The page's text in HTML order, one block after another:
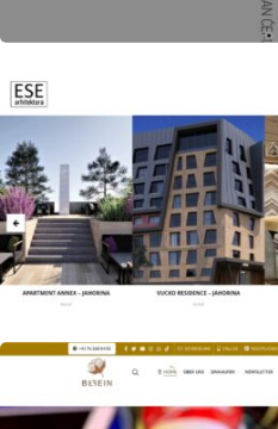
Authorlaufer Date